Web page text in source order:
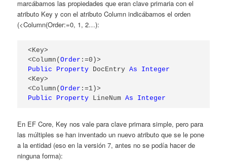
marcábamos las propiedades que eran clave primaria con el
atributo Key y con el atributo Column indicábamos el orden
(<Column(Order:=0, 1, 2…):
<Key>
<Column(Order
Public
Property DocEntry As
Integer
<Key>
<Column(Order
Public
Property LineNum As Integer
En EF Core, Key nos vale para clave primara simple, pero para
las múltiples se han inventado un nuevo atributo que se le pone
a la entidad (eso en la versión 7, antes no se podía hacer de
ninguna forma):